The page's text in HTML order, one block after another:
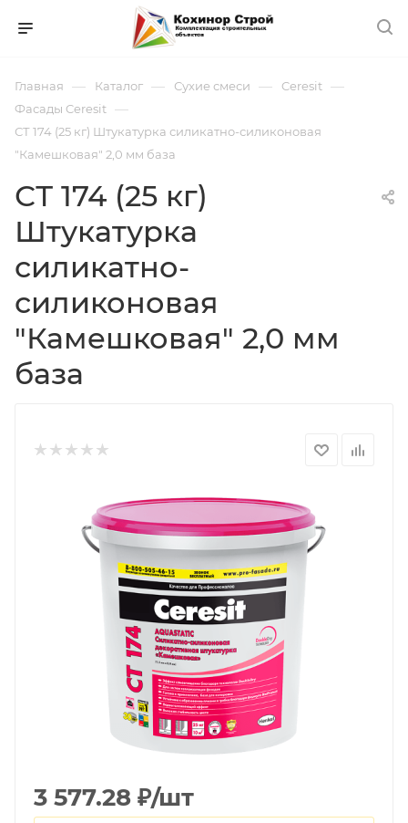
Главная — Каталог — Сухие смеси — Ceresit —
Фасады Ceresit —
СТ 174 (25 кг) Штукатурка силикатно-силиконовая
"Камешковая" 2,0 мм база
СТ 174 (25 кг)
Штукатурка
силикатно-
силиконовая
"Камешковая" 2,0 мм
база
3 577.28 ₽/шт